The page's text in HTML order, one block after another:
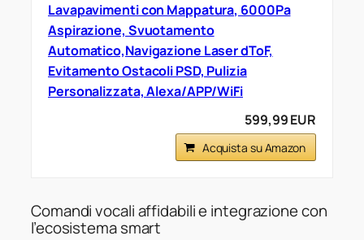
Lavapavimenti con Mappatura, 6000Pa
Aspirazione, Svuotamento
Automatico,Navigazione Laser dToF,
Evitamento Ostacoli PSD, Pulizia
Personalizzata, Alexa/APP/WiFi
599,99 EUR
Acquista su Amazon
Comandi vocali affidabili e integrazione con
l’ecosistema smart